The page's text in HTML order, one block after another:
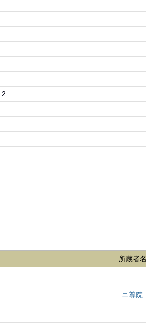
2
所蔵者名
ニ尊院